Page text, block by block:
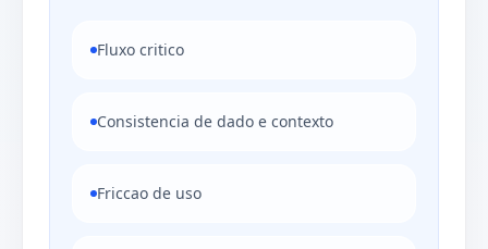
Fluxo critico
Consistencia de dado e contexto
Friccao de uso